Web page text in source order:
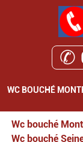
✆
WC BOUCHÉ
Wc bouché
Wc bouché